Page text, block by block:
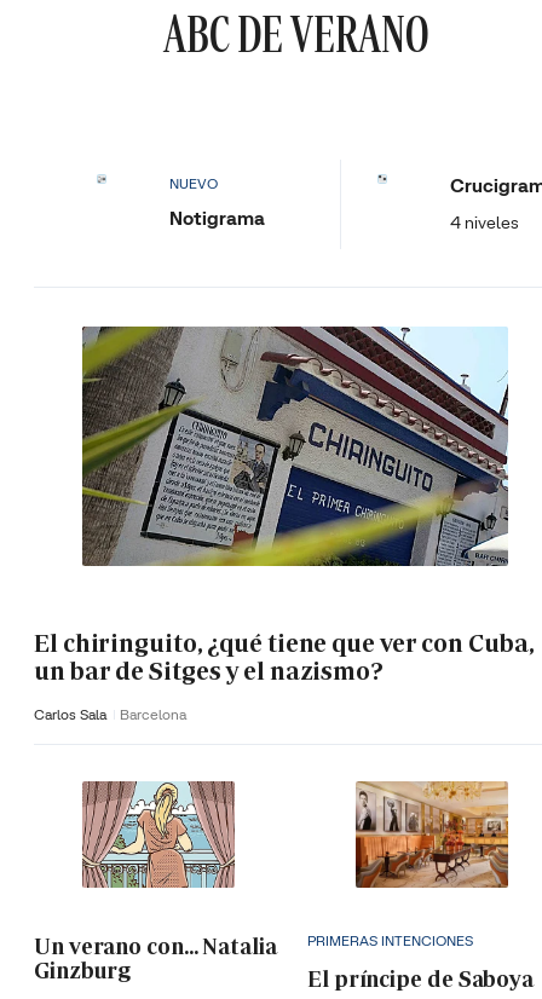
ABC DE VERANO
NUEVO
Notigrama 4 niveles
El chiringuito, ¿qué tiene que ver con Cuba,
un bar de Sitges y el nazismo?
Carlos Sala Barcelona
Un verano con... Natalia
Ginzburg
PRIMERAS INTENCIONES
El príncipe de Saboya